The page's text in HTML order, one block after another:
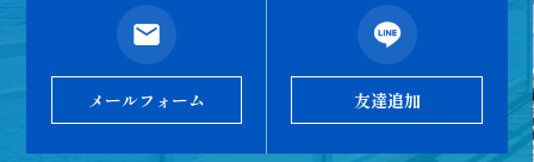
メールフォーム 友達追加